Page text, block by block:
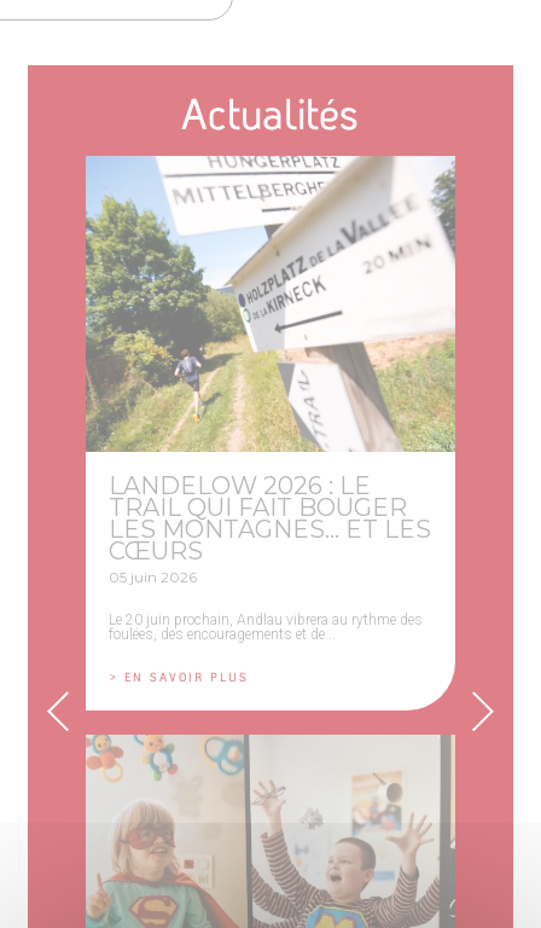
Actualités
LANDELOW 2026 : LE
TRAIL QUI FAIT BOUGER
LES MONTAGNES… ET LES
CŒURS
05 juin 2026
Le 20 juin prochain, Andlau vibrera au rythme des
foulées, des encouragements et de...
> EN SAVOIR PLUS